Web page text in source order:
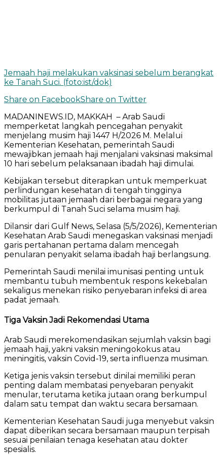
Jemaah haji melakukan vaksinasi sebelum berangkat
ke Tanah Suci. (foto:ist/dok)
Share on FacebookShare on Twitter
MADANINEWS.ID, MAKKAH – Arab Saudi
memperketat langkah pencegahan penyakit
menjelang musim haji 1447 H/2026 M. Melalui
Kementerian Kesehatan, pemerintah Saudi
mewajibkan jemaah haji menjalani vaksinasi maksimal
10 hari sebelum pelaksanaan ibadah haji dimulai.
Kebijakan tersebut diterapkan untuk memperkuat
perlindungan kesehatan di tengah tingginya
mobilitas jutaan jemaah dari berbagai negara yang
berkumpul di Tanah Suci selama musim haji.
Dilansir dari Gulf News, Selasa (5/5/2026), Kementerian
Kesehatan Arab Saudi menegaskan vaksinasi menjadi
garis pertahanan pertama dalam mencegah
penularan penyakit selama ibadah haji berlangsung.
Pemerintah Saudi menilai imunisasi penting untuk
membantu tubuh membentuk respons kekebalan
sekaligus menekan risiko penyebaran infeksi di area
padat jemaah.
Tiga Vaksin Jadi Rekomendasi Utama
Arab Saudi merekomendasikan sejumlah vaksin bagi
jemaah haji, yakni vaksin meningokokus atau
meningitis, vaksin Covid-19, serta influenza musiman.
Ketiga jenis vaksin tersebut dinilai memiliki peran
penting dalam membatasi penyebaran penyakit
menular, terutama ketika jutaan orang berkumpul
dalam satu tempat dan waktu secara bersamaan.
Kementerian Kesehatan Saudi juga menyebut vaksin
dapat diberikan secara bersamaan maupun terpisah
sesuai penilaian tenaga kesehatan atau dokter
spesialis.